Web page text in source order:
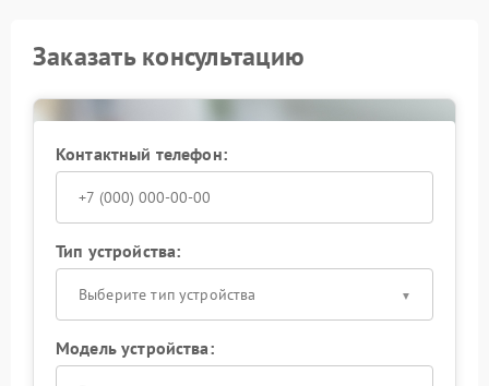
Заказать консультацию
Контактный телефон:
Тип устройства:
Выберите тип устройства
Модель устройства: